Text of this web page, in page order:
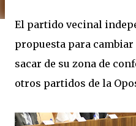
El partido vecinal
propuesta para
sacar de su zona de
otros partidos de la